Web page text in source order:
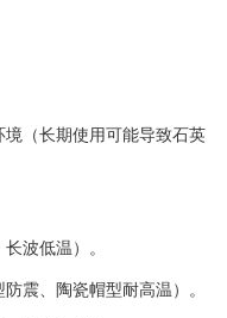
（长期使用可能导致石英
波低温）。
震、陶瓷帽型耐高温）。